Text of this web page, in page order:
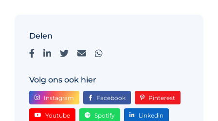
Delen
Volg ons ook hier
Instagram Facebook Pinterest
Youtube Spotify Linkedin